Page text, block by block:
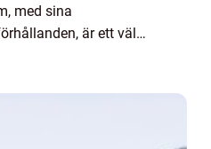
med sina
är ett väl